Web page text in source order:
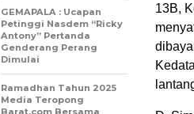
13B,
GEMAPALA : Ucapan
Petinggi Nasdem “Ricky
Antony” Pertanda
Genderang Perang
Dimulai
Ramadhan Tahun 2025
Media Teropong